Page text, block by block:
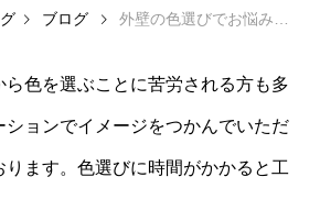
Q＆A
BLOG
COMPANY
ブログ 外壁の色選びでお悩みの方への対応
ら色を選ぶことに苦労される方も多
ションでイメージをつかんでいただ
ります。色選びに時間がかかると工